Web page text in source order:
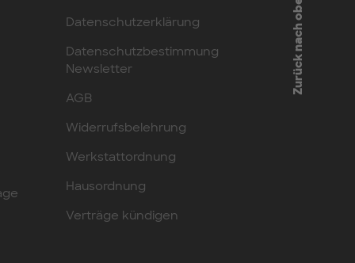
Datenschutzerklärung
Datenschutzbestimmung
Newsletter
AGB
Widerrufsbelehrung
Werkstattordnung
Hausordnung
Verträge kündigen
Zurück nach oben